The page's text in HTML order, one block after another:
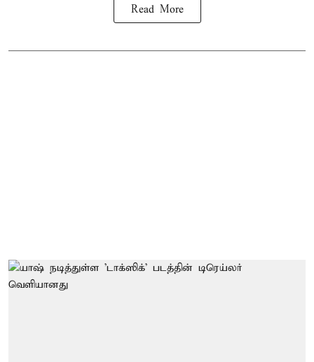
Read More